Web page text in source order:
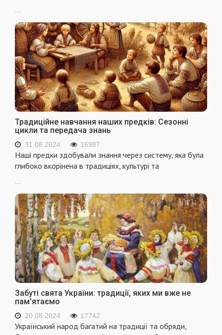
Традиційне навчання наших предків: Сезонні
цикли та передача знань
31.08.2024 16987
Наші предки здобували знання через систему, яка була
глибоко вкорінена в традиціях, культурі та
Забуті свята України: традиції, яких ми вже не
пам'ятаємо
20.08.2024 17742
Український народ багатий на традиції та обряди,